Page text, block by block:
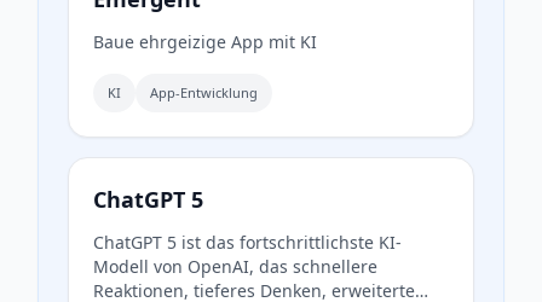
Baue ehrgeizige App mit KI
KI App-Entwicklung
ChatGPT 5
ChatGPT 5 ist das fortschrittlichste KI-
Modell von OpenAI, das schnellere
Reaktionen, tieferes Denken, erweiterte